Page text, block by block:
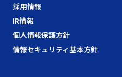
採用情報
IR情報
個人情報保護方針
情報セキュリティ基本方針